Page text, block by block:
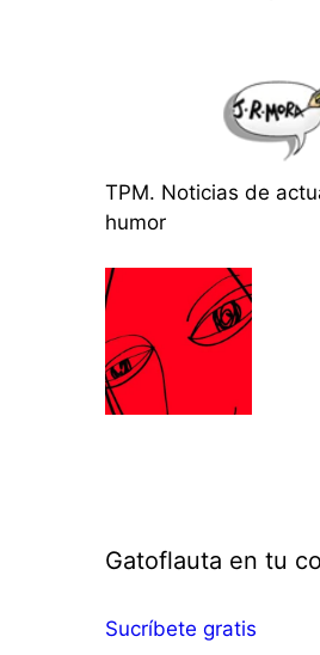
TPM. Noticias de
humor
Gatoflauta en tu
Sucríbete gratis